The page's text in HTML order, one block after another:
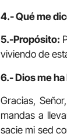
4.- Qué me
5.-Propósito:
viviendo de
6.- Dios me
Gracias,
mandas a
sacie mi sed